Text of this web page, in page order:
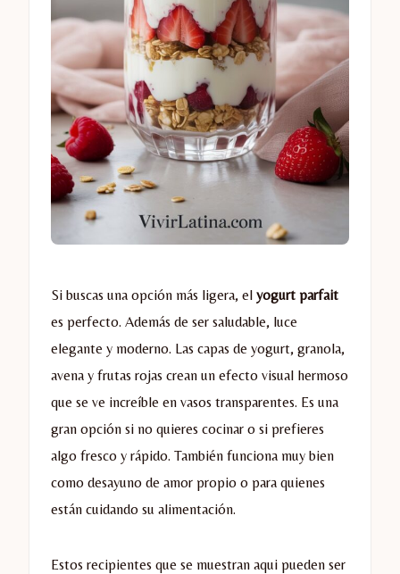
Si buscas una opción más ligera, el yogurt parfait
es perfecto. Además de ser saludable, luce
elegante y moderno. Las capas de yogurt, granola,
avena y frutas rojas crean un efecto visual hermoso
que se ve increíble en vasos transparentes. Es una
gran opción si no quieres cocinar o si prefieres
algo fresco y rápido. También funciona muy bien
como desayuno de amor propio o para quienes
están cuidando su alimentación.
Estos recipientes que se muestran aqui pueden ser